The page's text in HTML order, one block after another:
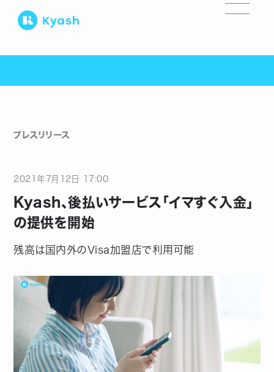
プレスリリース
2021年 7月 12 日 17:00
Kyash、後払いサービス「イマすぐ入金」
の提供を開始
残高は国内外のVisa加盟店で利用可能